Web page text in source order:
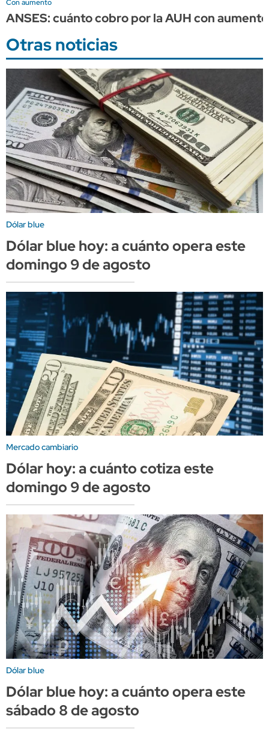
Con aumento
ANSES: cuánto cobro por la AUH con
Otras noticias
Dólar blue
Dólar blue hoy: a cuánto opera este
domingo 9 de agosto
Mercado cambiario
Dólar hoy: a cuánto cotiza este
domingo 9 de agosto
Dólar blue
Dólar blue hoy: a cuánto opera este
sábado 8 de agosto